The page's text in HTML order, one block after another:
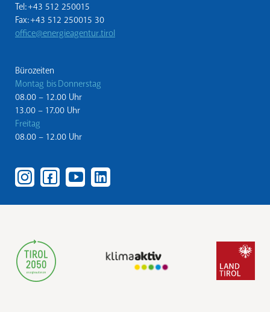
Tel: +43 512 250015
Fax: +43 512 250015 30
office@energieagentur.tirol
Bürozeiten
Montag bis Donnerstag
08.00 – 12.00 Uhr
13.00 – 17.00 Uhr
Freitag
08.00 – 12.00 Uhr